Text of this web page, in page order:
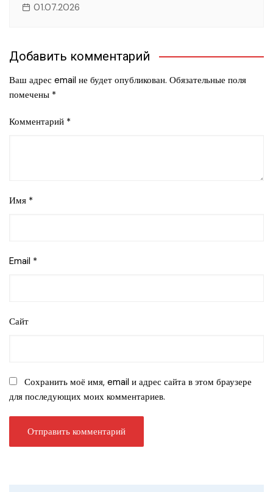
01.07.2026
Добавить комментарий
Ваш адрес email не будет опубликован. Обязательные поля
помечены *
Комментарий *
Имя *
Email *
Сайт
Сохранить моё имя, email и адрес сайта в этом браузере
для последующих моих комментариев.